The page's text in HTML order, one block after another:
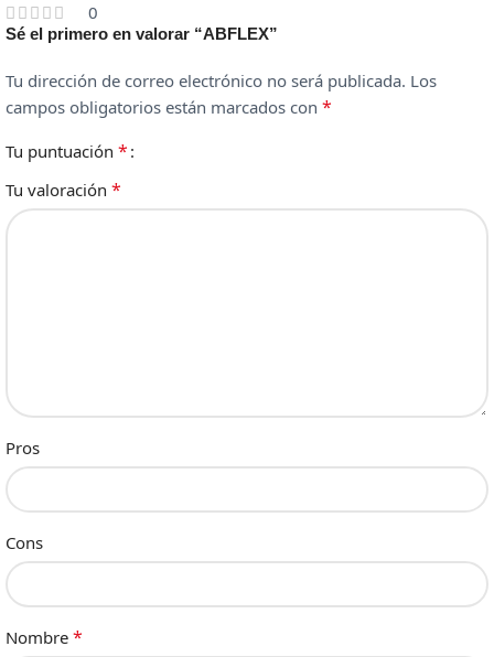
0
Sé el primero en valorar “ABFLEX”
Tu dirección de correo electrónico no será publicada. Los
campos obligatorios están marcados con *
Tu puntuación *
Tu valoración *
Pros
Cons
Nombre *